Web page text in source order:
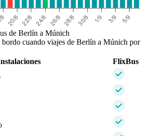
de Berlín a Múnich
bordo cuando viajes de Berlín a Múnich por
FlixBus